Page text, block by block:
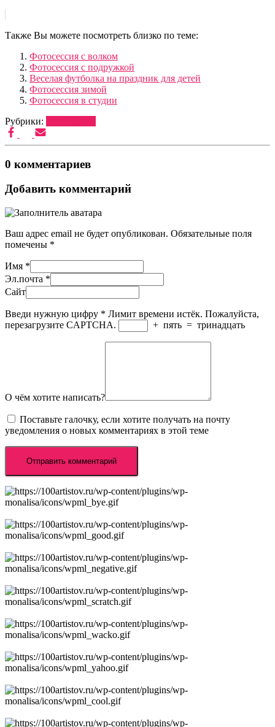
Также Вы можете посмотреть близко по теме:
Фотосессия с волком
Фотосессия с подружкой
Веселая футболка на праздник для детей
Фотосессия зимой
Фотосессия в студии
Рубрики:
0 комментариев
Добавить комментарий
Ваш адрес email не будет опубликован. Обязательные поля
помечены *
Имя *
Эл.почта *
Сайт
Введи нужную цифру * Лимит времени истёк. Пожалуйста,
перезагрузите CAPTCHA.
+ пять = тринадцать
О чём хотите написать?
Поставьте галочку, если хотите получать на почту
уведомления о новых комментариях в этой теме